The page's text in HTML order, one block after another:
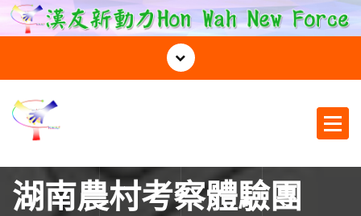
湖南農村考察體驗團